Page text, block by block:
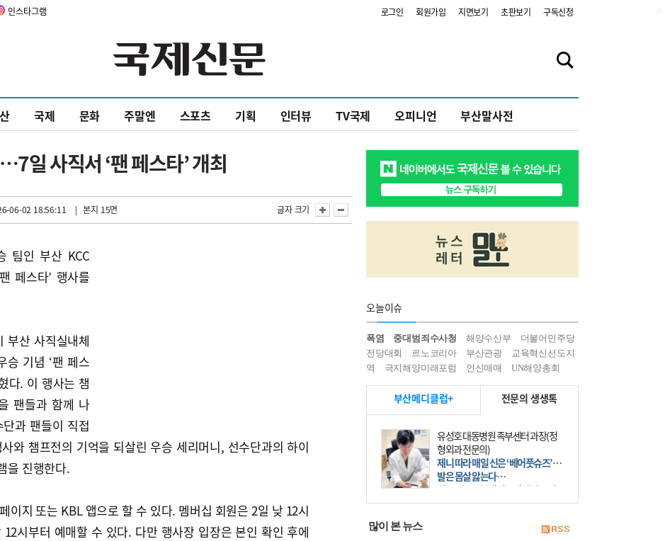
인스타그램 로그인 회원가입 지면보기 초판보기 구독신청
국제 문화 주말엔 스포츠 기획 인터뷰 TV국제 오피니언 부산말사전
일 사직서 ‘팬 페스타’ 개최
06-02 18:56:11 | 본지 15면 글자 크기
팀인 부산 KCC
페스타’ 행사를
부산 사직실내체
승 기념 ‘팬 페스
다. 이 행사는 챔
팬들과 함께 나
과 팬들이 직접
와 챔프전의 기억을 되살린 우승 세리머니, 선수단과의 하이
을 진행한다.
이지 또는 KBL 앱으로 할 수 있다. 멤버십 회원은 2일 낮 12시
시부터 예매할 수 있다. 다만 행사장 입장은 본인 확인 후에
오늘이슈
폭염 중대범죄수사청 해양수산부
더불어민주당
전당대회
르노코리아 부산관광
교육혁신선도지
역
극지해양미래포럼 인신매매 UN해양총회
부산메디클럽+ 전문의 생생톡
장민희김용기내과의원과장
하루 500㎉ 줄이면 한주 0.5㎏ 감
량…비만치료는 장기전
비만은 이제 더는 체중이나 체형의 문
제가 아니다. 하나의 질병으로 인지
하고 치료와 관리를 해야 한다. 세계
많이 본 뉴스